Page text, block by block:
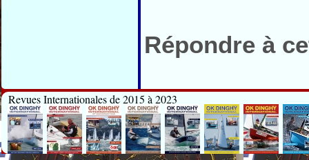
Répondre à
Revues Internationales de 2015 à 2023